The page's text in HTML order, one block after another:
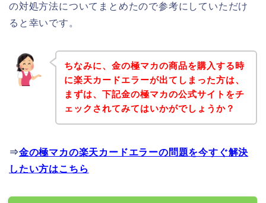
の対処方法についてまとめたので参考にしていただけ
ると幸いです。
ちなみに、金の極マカの商品を購入する時
に楽天カードエラーが出てしまった方は、
まずは、下記金の極マカの公式サイトをチ
ェックされてみてはいかがでしょうか？
⇒金の極マカの楽天カードエラーの問題を今すぐ解決
したい方はこちら